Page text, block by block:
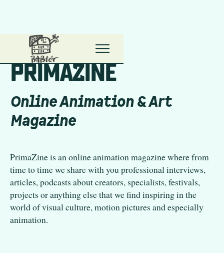
Primanima Home
Primazine
Online Animation & Art
Magazine
PrimaZine is an online animation magazine where from
time to time we share with you professional interviews,
articles, podcasts about creators, specialists, festivals,
projects or anything else that we find inspiring in the
world of visual culture, motion pictures and especially
animation.